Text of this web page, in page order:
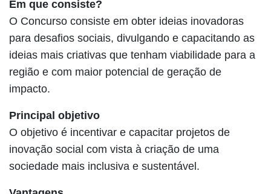
Em que consiste?
O Concurso consiste em obter ideias inovadoras
para desafios sociais, divulgando e capacitando as
ideias mais criativas que tenham viabilidade para a
região e com maior potencial de geração de
impacto.
Principal objetivo
O objetivo é incentivar e capacitar projetos de
inovação social com vista à criação de uma
sociedade mais inclusiva e sustentável.